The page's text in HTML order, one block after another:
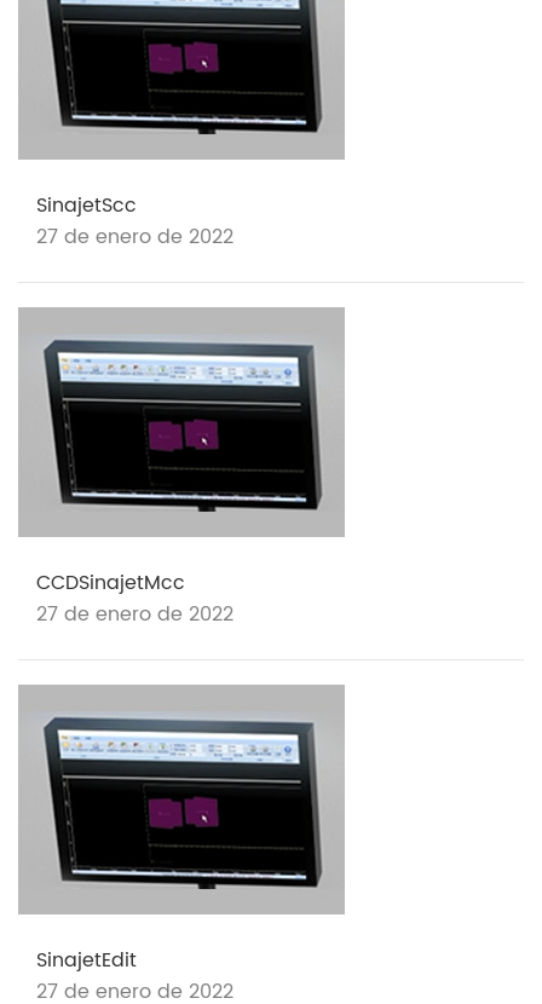
SinajetScc
27 de enero de 2022
CCDSinajetMcc
27 de enero de 2022
SinajetEdit
27 de enero de 2022